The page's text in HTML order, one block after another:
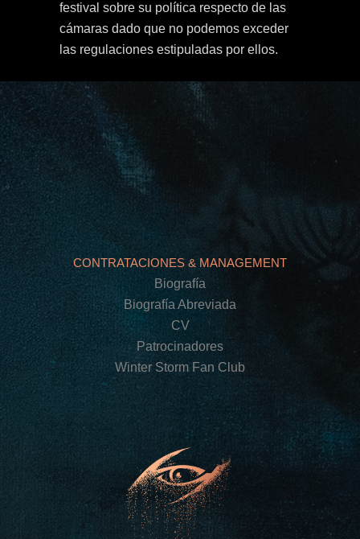
festival sobre su política respecto de las
cámaras dado que no podemos exceder
las regulaciones estipuladas por ellos.
CONTRATACIONES & MANAGEMENT
Biografía
Biografía Abreviada
CV
Patrocinadores
Winter Storm Fan Club